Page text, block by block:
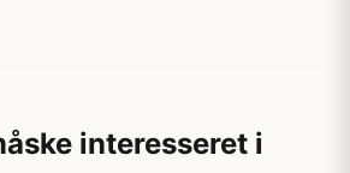
interesseret i